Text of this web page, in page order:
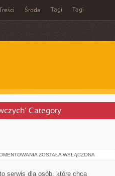
Środa Tagi Tagi
Category
PRZEPISY
ZOSTAŁA WYŁĄCZONA
serwis dla osób, które chcą